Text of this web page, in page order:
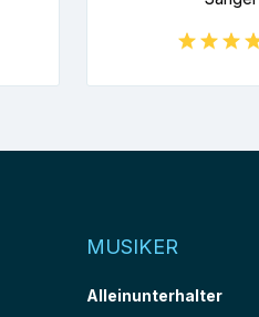
MUSIKER
Alleinunterhalter